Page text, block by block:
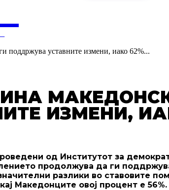
поддржува уставните измени, иако 62%...
ИЗМЕНИ,
од Институтот за
продолжува да ги
разлики во ставовите
Македонците овој процент е 56%.